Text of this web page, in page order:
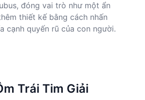
đóng vai trò như một ẩn
thiết kế bằng cách nhấn
cạnh quyến rũ của con người.
Trái Tim Giải